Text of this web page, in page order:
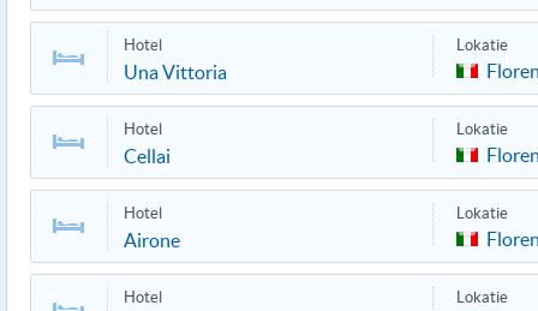
Hotel
Una Vittoria
Lokatie
Hotel
Cellai
Lokatie
Hotel
Airone
Lokatie
Hotel Lokatie